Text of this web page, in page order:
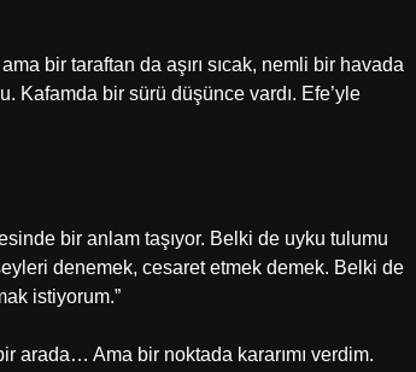
bir taraftan da aşırı sıcak, nemli bir havada
bir sürü düşünce vardı. Efe’yle
bir anlam taşıyor. Belki de uyku tulumu
denemek, cesaret etmek demek. Belki de
istiyorum.”
arada… Ama bir noktada kararımı verdim.